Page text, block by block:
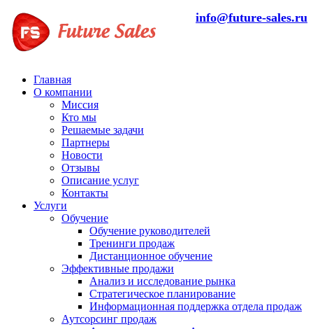
info@future-sales.ru
Главная
О компании
Миссия
Кто мы
Решаемые задачи
Партнеры
Новости
Отзывы
Описание услуг
Контакты
Услуги
Обучение
Обучение руководителей
Тренинги продаж
Дистанционное обучение
Эффективные продажи
Анализ и исследование рынка
Стратегическое планирование
Информационная поддержка отдела продаж
Аутсорсинг продаж